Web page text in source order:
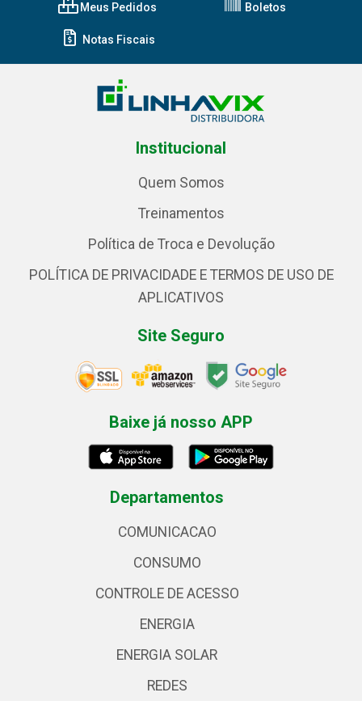
Meus Pedidos Boletos
Notas Fiscais
Institucional
Quem Somos
Treinamentos
Política de Troca e Devolução
POLÍTICA DE PRIVACIDADE E TERMOS DE USO DE
APLICATIVOS
Site Seguro
Baixe já nosso APP
Departamentos
COMUNICACAO
CONSUMO
CONTROLE DE ACESSO
ENERGIA
ENERGIA SOLAR
REDES